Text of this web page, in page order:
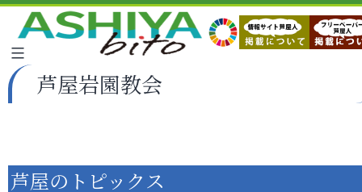
芦屋岩園教会
芦屋のトピックス